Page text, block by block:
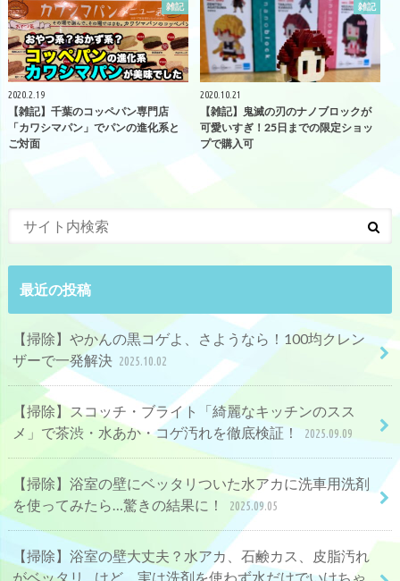
雑記
2020.2.19
【雑記】千葉のコッペパン専門店
「カワシマパン」でパンの進化系と
ご対面
雑記
2020.10.21
【雑記】鬼滅の刃のナノブロックが
可愛いすぎ！25日までの限定ショッ
プで購入可
最近の投稿
【掃除】やかんの黒コゲよ、さようなら！100均クレン
ザーで一発解決 2025.10.02
【掃除】スコッチ・ブライト「綺麗なキッチンのスス
メ」で茶渋・水あか・コゲ汚れを徹底検証！ 2025.09.09
【掃除】浴室の壁にベッタリついた水アカに洗車用洗剤
を使ってみたら…驚きの結果に！
2025.09.05
【掃除】浴室の壁大丈夫？水アカ、石鹸カス、皮脂汚れ
がベッタリ…けど、実は洗剤を使わず水だけでいけちゃ